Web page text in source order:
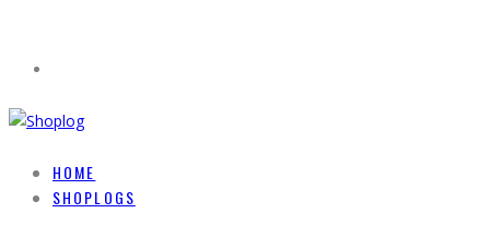
HOME
SHOPLOGS